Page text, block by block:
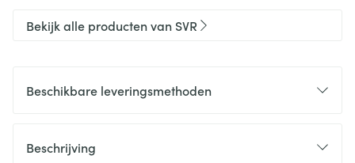
Bekijk alle producten van SVR
Beschikbare leveringsmethoden
Beschrijving